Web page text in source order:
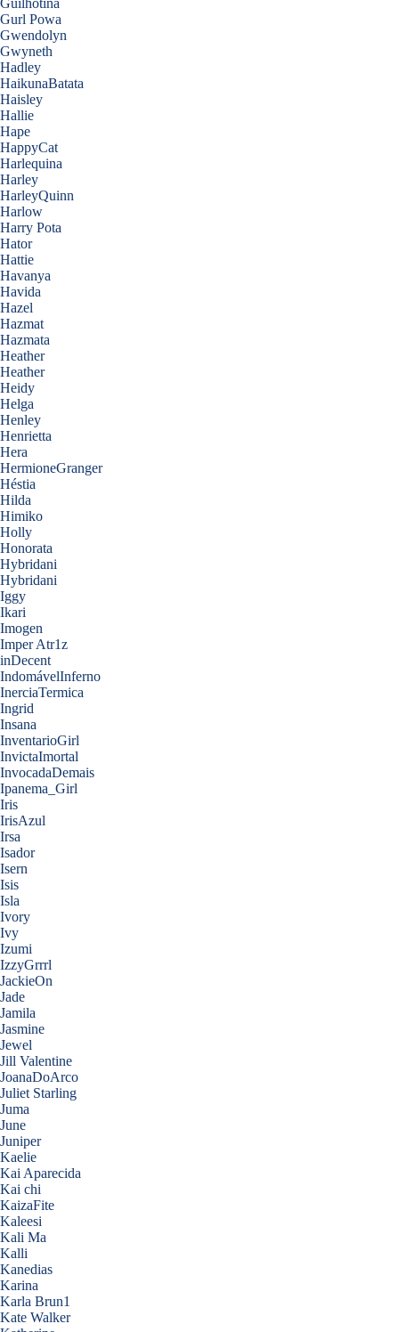
Gurl Powa
Gwendolyn
Gwyneth
Hadley
HaikunaBatata
Haisley
Hallie
Hape
HappyCat
Harlequina
Harley
HarleyQuinn
Harlow
Harry Pota
Hator
Hattie
Havanya
Havida
Hazel
Hazmat
Hazmata
Heather
Heather
Heidy
Helga
Henley
Henrietta
Hera
HermioneGranger
Héstia
Hilda
Himiko
Holly
Honorata
Hybridani
Hybridani
Iggy
Ikari
Imogen
Imper Atr1z
inDecent
IndomávelInferno
InerciaTermica
Ingrid
Insana
InventarioGirl
InvictaImortal
InvocadaDemais
Ipanema_Girl
Iris
IrisAzul
Irsa
Isador
Isern
Isis
Isla
Ivory
Ivy
Izumi
IzzyGrrrl
JackieOn
Jade
Jamila
Jasmine
Jewel
Jill Valentine
JoanaDoArco
Juliet Starling
Juma
June
Juniper
Kaelie
Kai Aparecida
Kai chi
KaizaFite
Kaleesi
Kali Ma
Kalli
Kanedias
Karina
Karla Brun1
Kate Walker